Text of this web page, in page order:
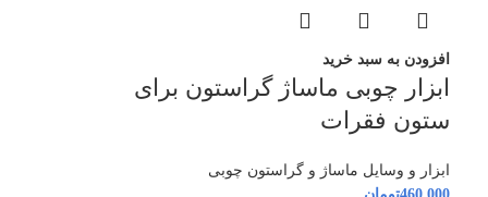
افزودن به سبد خرید
ابزار چوبی ماساژ گراستون برای
ستون فقرات
ابزار و وسایل ماساژ و گراستون چوبی